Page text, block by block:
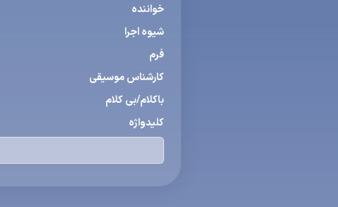
خواننده
شیوه اجرا
فرم
كارشناس موسیقی
باكلام/بی كلام
كلیدواژه